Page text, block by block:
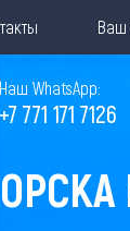
Ваш
Наш WhatsApp:
+7 771 171 7126